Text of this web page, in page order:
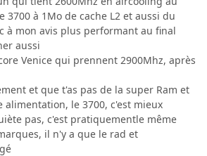
3700 à 1Mo de cache L2 et aussi du
à mon avis plus performant au final
aussi
Venice qui prennent 2900Mhz, après
et que t'as pas de la super Ram et
alimentation, le 3700, c'est mieux
pas, c'est pratiquementle même
il n'y a que le rad et